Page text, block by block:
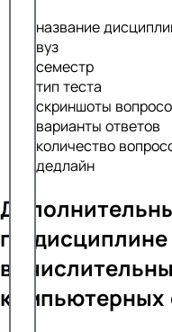
название
вуз
семестр
тип теста
скриншоты
варианты ответов
количество
дедлайн
по дисциплине
компьютерных